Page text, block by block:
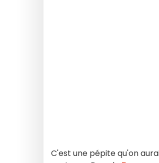
C'est une pépite qu'on